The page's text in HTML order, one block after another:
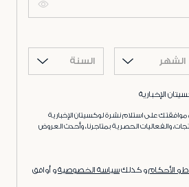
الشهر السنة
الإخبارية
على استلام نشرة لوكسيتان الإخبارية
والفعاليات الحصرية بمتاجرنا، وأحدث العروض
و الأحكامو كذلكسياسة الخصوصيةو أوافق